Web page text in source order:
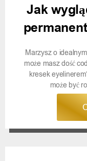
Jak
Marzysz o
może masz dość
kresek
może być